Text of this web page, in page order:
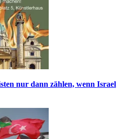
nur dann zählen, wenn Israel